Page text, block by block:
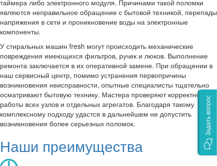
таймера либо электронного модуля. Причинами такой поломки
являются неправильное обращение с бытовой техникой, перепады
напряжения в сети и проникновение воды на электронные
компоненты.
У стиральных машин fresh могут происходить механические
повреждения имеющихся фильтров, ручек и люков. Выполнение
ремонта заключается в их оперативной замене. При обращении в
наш сервисный центр, помимо устранения первопричины
возникновения неисправности, опытные специалисты тщательно
осматривают бытовую технику. Мастера проверяют корректность
работы всех узлов и отдельных агрегатов. Благодаря такому
комплексному подходу удастся в дальнейшем не допустить
возникновения более серьезных поломок.
Наши преимущества
Задать вопрос